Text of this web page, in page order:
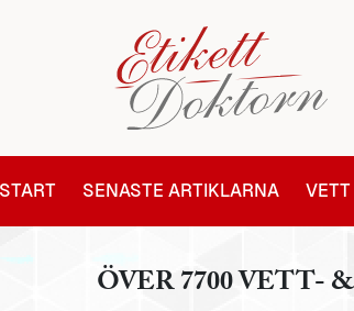
START SENASTE ARTIKLARNA VETT
ÖVER 7700 VETT-